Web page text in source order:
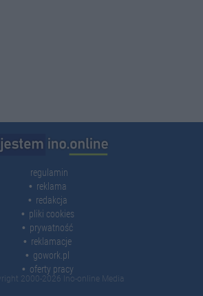
regulamin
reklama
redakcja
pliki cookies
prywatność
reklamacje
gowork.pl
oferty pracy
2000-2026 Ino-online Media